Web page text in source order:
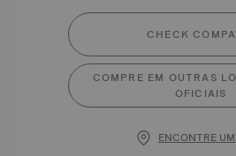
CHECK
COMPRE EM OUTRAS
OFICIAIS
ENCONTRE